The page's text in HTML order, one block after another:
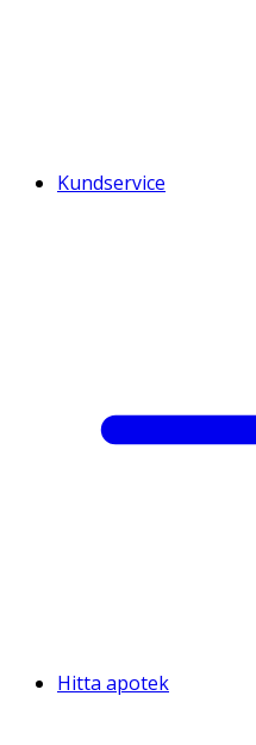
Kundservice
Hitta apotek